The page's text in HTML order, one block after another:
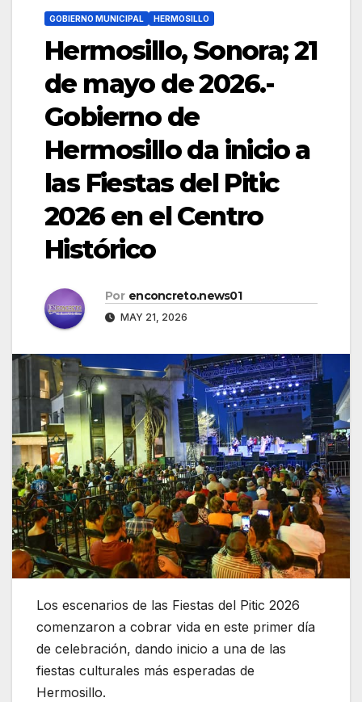
GOBIERNO MUNICIPAL HERMOSILLO
Hermosillo, Sonora; 21
de mayo de 2026.-
Gobierno de
Hermosillo da inicio a
las Fiestas del Pitic
2026 en el Centro
Histórico
Por enconcreto.news01
MAY 21, 2026
Los escenarios de las Fiestas del Pitic 2026
comenzaron a cobrar vida en este primer día
de celebración, dando inicio a una de las
fiestas culturales más esperadas de
Hermosillo.